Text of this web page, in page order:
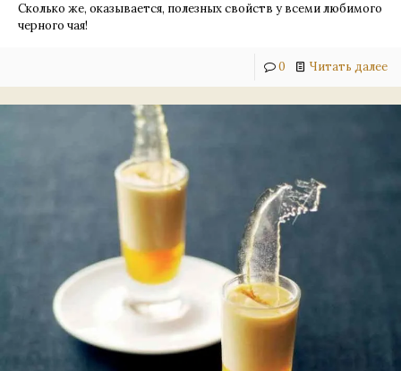
Сколько же, оказывается, полезных свойств у всеми любимого
черного чая!
0 Читать далее